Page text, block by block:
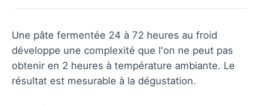
Une pâte fermentée 24 à 72 heures au froid
développe une complexité que l'on ne peut pas
obtenir en 2 heures à température ambiante. Le
résultat est mesurable à la dégustation.